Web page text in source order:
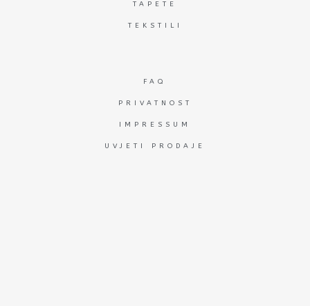
TAPETE
TEKSTILI
FAQ
PRIVATNOST
IMPRESSUM
UVJETI PRODAJE